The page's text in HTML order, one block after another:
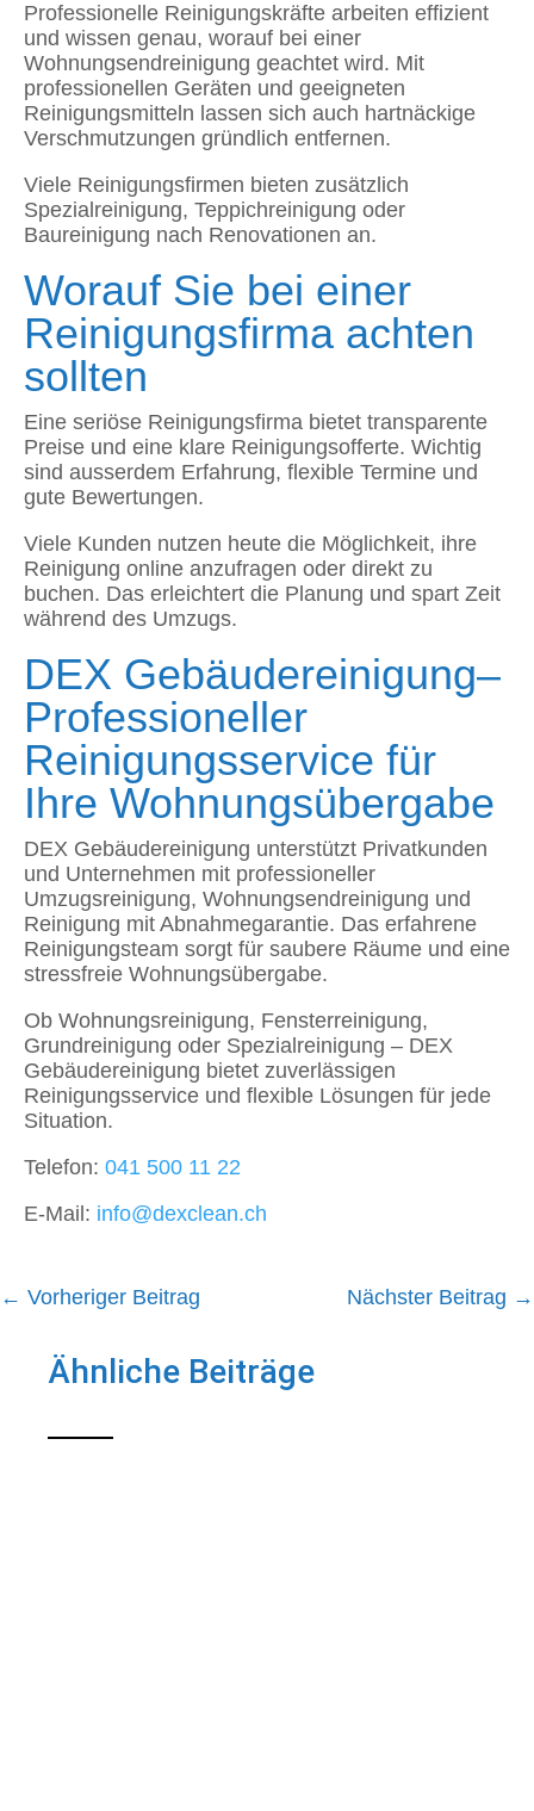
Professionelle Reinigungskräfte arbeiten effizient
und wissen genau, worauf bei einer
Wohnungsendreinigung geachtet wird. Mit
professionellen Geräten und geeigneten
Reinigungsmitteln lassen sich auch hartnäckige
Verschmutzungen gründlich entfernen.
Viele Reinigungsfirmen bieten zusätzlich
Spezialreinigung, Teppichreinigung oder
Baureinigung nach Renovationen an.
Worauf Sie bei einer
Reinigungsfirma achten
sollten
Eine seriöse Reinigungsfirma bietet transparente
Preise und eine klare Reinigungsofferte. Wichtig
sind ausserdem Erfahrung, flexible Termine und
gute Bewertungen.
Viele Kunden nutzen heute die Möglichkeit, ihre
Reinigung online anzufragen oder direkt zu
buchen. Das erleichtert die Planung und spart Zeit
während des Umzugs.
DEX Gebäudereinigung–
Professioneller
Reinigungsservice für
Ihre Wohnungsübergabe
DEX Gebäudereinigung unterstützt Privatkunden
und Unternehmen mit professioneller
Umzugsreinigung, Wohnungsendreinigung und
Reinigung mit Abnahmegarantie. Das erfahrene
Reinigungsteam sorgt für saubere Räume und eine
stressfreie Wohnungsübergabe.
Ob Wohnungsreinigung, Fensterreinigung,
Grundreinigung oder Spezialreinigung – DEX
Gebäudereinigung bietet zuverlässigen
Reinigungsservice und flexible Lösungen für jede
Situation.
Telefon: 041 500 11 22
E-Mail: info@dexclean.ch
← Vorheriger Beitrag Nächster Beitrag →
Ähnliche Beiträge